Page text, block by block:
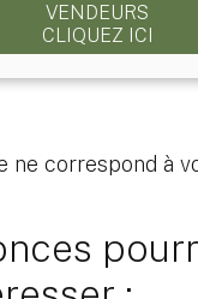
VENDEURS
CLIQUEZ ICI
ne correspond à